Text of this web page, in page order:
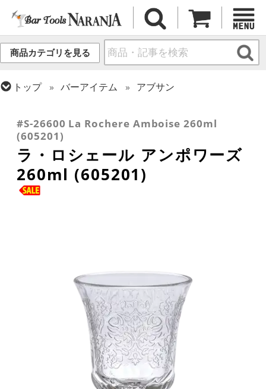
商品カテゴリを見る
トップ バーアイテム
アブサン
ラ・ロシェール
#S-26600 La Rochere Amboise 260ml
(605201)
ラ・ロシェール アンポワーズ
260ml (605201)